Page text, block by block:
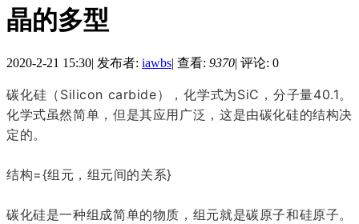
晶的多型
2020-2-21 15:30| 发布者: iawbs| 查看: 9370| 评论: 0
碳化硅（Silicon carbide），化学式为SiC，分子量40.1。
化学式虽然简单，但是其应用广泛，这是由碳化硅的结构决
定的。
结构={组元，组元间的关系}
碳化硅是一种组成简单的物质，组元就是碳原子和硅原子。